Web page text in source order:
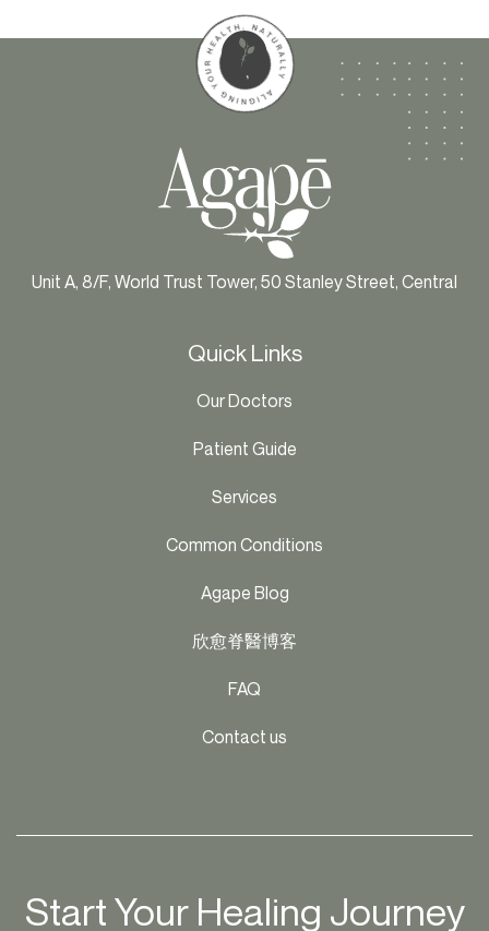
Unit A, 8/F, World Trust Tower, 50 Stanley Street, Central
Quick Links
Our Doctors
Patient Guide
Services
Common Conditions
Agape Blog
欣愈脊醫博客
FAQ
Contact us
Start Your Healing Journey